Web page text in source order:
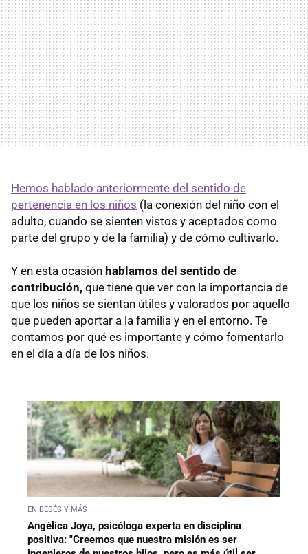
Hemos hablado anteriormente del sentido de
pertenencia en los niños (la conexión del niño con el
adulto, cuando se sienten vistos y aceptados como
parte del grupo y de la familia) y de cómo cultivarlo.
Y en esta ocasión hablamos del sentido de
contribución, que tiene que ver con la importancia de
que los niños se sientan útiles y valorados por aquello
que pueden aportar a la familia y en el entorno. Te
contamos por qué es importante y cómo fomentarlo
en el día a día de los niños.
EN BEBÉS Y MÁS
Angélica Joya, psicóloga experta en disciplina
positiva: "Creemos que nuestra misión es ser